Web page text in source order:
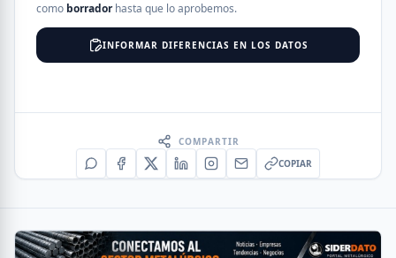
como borradorhasta que lo aprobemos.
INFORMAR DIFERENCIAS EN LOS DATOS
COMPARTIR
COPIAR